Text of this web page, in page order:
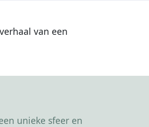
van een
unieke sfeer en